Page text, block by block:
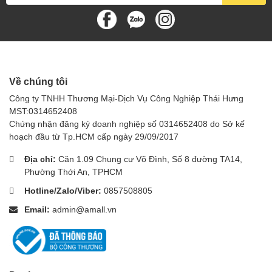
Về chúng tôi
Công ty TNHH Thương Mại-Dịch Vụ Công Nghiệp Thái Hưng
MST:0314652408
Chứng nhận đăng ký doanh nghiệp số 0314652408 do Sở kế
hoạch đầu từ Tp.HCM cấp ngày 29/09/2017
Địa chỉ: Căn 1.09 Chung cư Võ Đình, Số 8 đường TA14,
Phường Thới An, TPHCM
Hotline/Zalo/Viber: 0857508805
Email: admin@amall.vn